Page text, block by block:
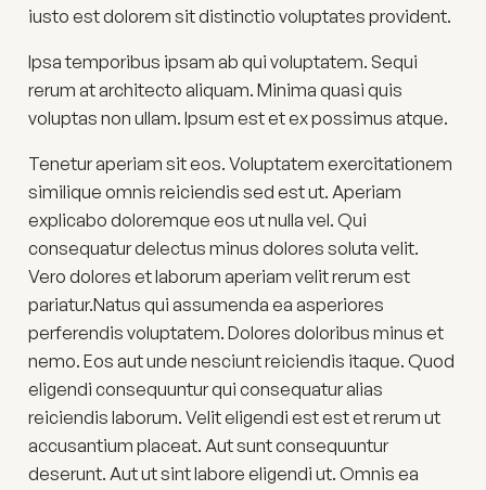
iusto est dolorem sit distinctio voluptates provident.
Ipsa temporibus ipsam ab qui voluptatem. Sequi
rerum at architecto aliquam. Minima quasi quis
voluptas non ullam. Ipsum est et ex possimus atque.
Tenetur aperiam sit eos. Voluptatem exercitationem
similique omnis reiciendis sed est ut. Aperiam
explicabo doloremque eos ut nulla vel. Qui
consequatur delectus minus dolores soluta velit.
Vero dolores et laborum aperiam velit rerum est
pariatur.Natus qui assumenda ea asperiores
perferendis voluptatem. Dolores doloribus minus et
nemo. Eos aut unde nesciunt reiciendis itaque. Quod
eligendi consequuntur qui consequatur alias
reiciendis laborum. Velit eligendi est est et rerum ut
accusantium placeat. Aut sunt consequuntur
deserunt. Aut ut sint labore eligendi ut. Omnis ea